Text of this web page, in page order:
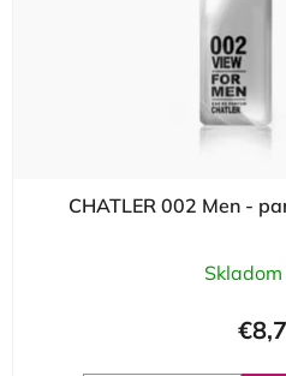
CHATLER 002 Men -
Skladom